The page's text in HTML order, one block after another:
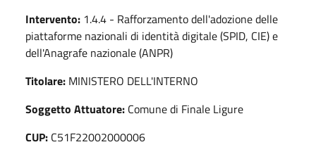
Intervento: 1.4.4 - Rafforzamento dell'adozione delle
piattaforme nazionali di identità digitale (SPID, CIE) e
dell'Anagrafe nazionale (ANPR)
Titolare: MINISTERO DELL'INTERNO
Soggetto Attuatore: Comune di Finale Ligure
CUP: C51F22002000006